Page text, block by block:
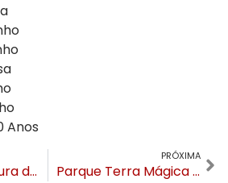
Anos
Corsan e Prefeitura de Gramado anunciam R$ 150 milhões para ampliação da rede de esgoto sanitário
PRÓXIMA
Parque Terra Mágica Florybal tem desconto no ingresso para moradores de 12 cidades